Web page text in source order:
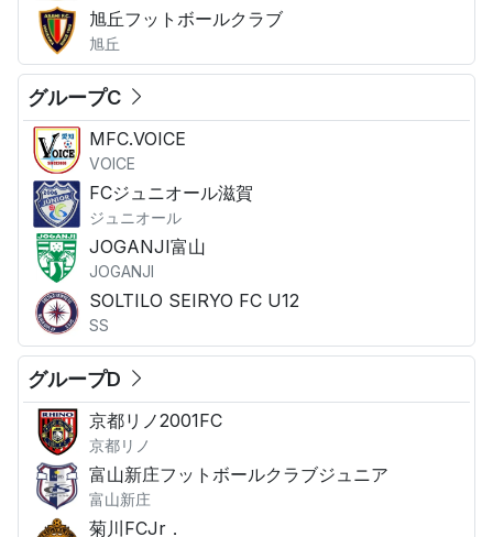
旭丘フットボールクラブ
旭丘
グループC
MFC.VOICE
VOICE
FCジュニオール滋賀
ジュニオール
JOGANJI富山
JOGANJI
SOLTILO SEIRYO FC U12
SS
グループD
京都リノ2001FC
京都リノ
富山新庄フットボールクラブジュニア
富山新庄
菊川FCJr．